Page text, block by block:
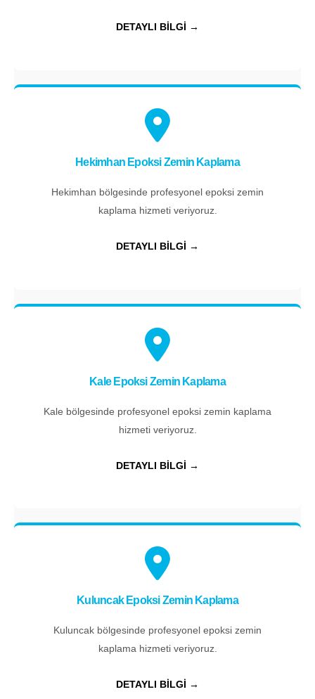
DETAYLI BİLGİ →
Hekimhan Epoksi Zemin Kaplama
Hekimhan bölgesinde profesyonel epoksi zemin
kaplama hizmeti veriyoruz.
DETAYLI BİLGİ →
Kale Epoksi Zemin Kaplama
Kale bölgesinde profesyonel epoksi zemin kaplama
hizmeti veriyoruz.
DETAYLI BİLGİ →
Kuluncak Epoksi Zemin Kaplama
Kuluncak bölgesinde profesyonel epoksi zemin
kaplama hizmeti veriyoruz.
DETAYLI BİLGİ →